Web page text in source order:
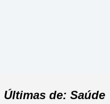
Últimas de: Saúde